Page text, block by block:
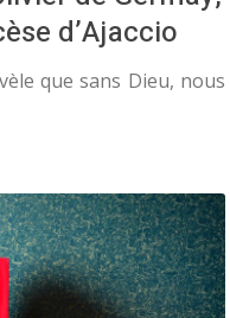
d’Ajaccio
que sans Dieu, nous